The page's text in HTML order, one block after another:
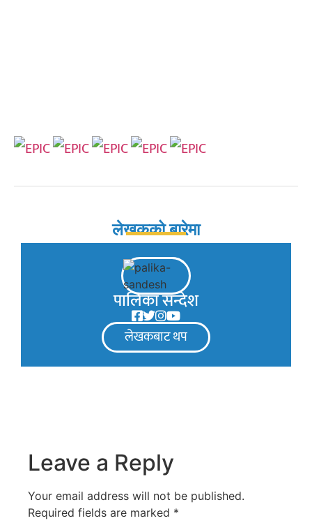
लेखकको बारेमा
पालिका सन्देश
लेखकबाट थप
Leave a Reply
Your email address will not be published.
Required fields are marked *